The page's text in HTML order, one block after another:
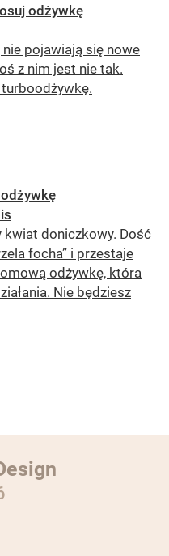
odżywkę
pojawiają się nowe
z nim jest nie tak.
kwiat doniczkowy. Dość
focha” i przestaje
odżywkę, która
Nie będziesz